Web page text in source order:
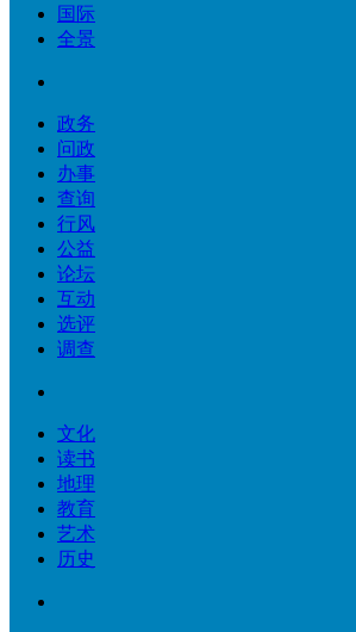
国际
全景
政务
问政
办事
查询
行风
公益
论坛
互动
选评
调查
文化
读书
地理
教育
艺术
历史